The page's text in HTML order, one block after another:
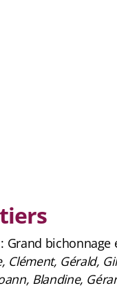
Grand bichonnage
Clément, Gérald,
Blandine,